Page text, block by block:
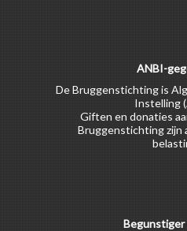
ANBI-
De Bruggenstichting is
Instelling
Giften en donaties
Bruggenstichting zijn
Begunstiger